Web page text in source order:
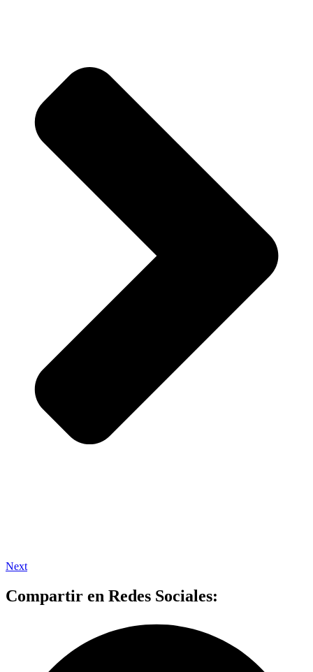
Next
Compartir en Redes Sociales: